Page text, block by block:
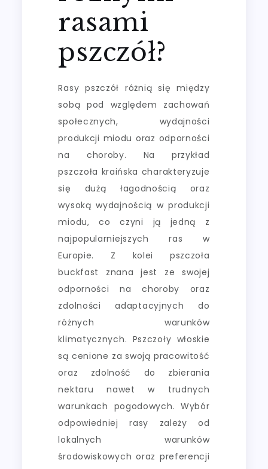
rasami
pszczół?
Rasy pszczół różnią się między
sobą pod względem zachowań
społecznych, wydajności
produkcji miodu oraz odporności
na choroby. Na przykład
pszczoła kraińska charakteryzuje
się dużą łagodnością oraz
wysoką wydajnością w produkcji
miodu, co czyni ją jedną z
najpopularniejszych ras w
Europie. Z kolei pszczoła
buckfast znana jest ze swojej
odporności na choroby oraz
zdolności adaptacyjnych do
różnych warunków
klimatycznych. Pszczoły włoskie
są cenione za swoją pracowitość
oraz zdolność do zbierania
nektaru nawet w trudnych
warunkach pogodowych. Wybór
odpowiedniej rasy zależy od
lokalnych warunków
środowiskowych oraz preferencji